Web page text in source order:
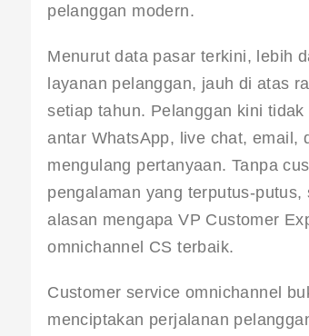
pelanggan modern.
Menurut data pasar terkini, lebih
layanan pelanggan, jauh di atas
setiap tahun. Pelanggan kini
antar WhatsApp, live chat, email,
mengulang pertanyaan. Tanpa
pengalaman yang terputus-
alasan mengapa VP Customer
omnichannel CS terbaik.
Customer service omnichannel
menciptakan perjalanan